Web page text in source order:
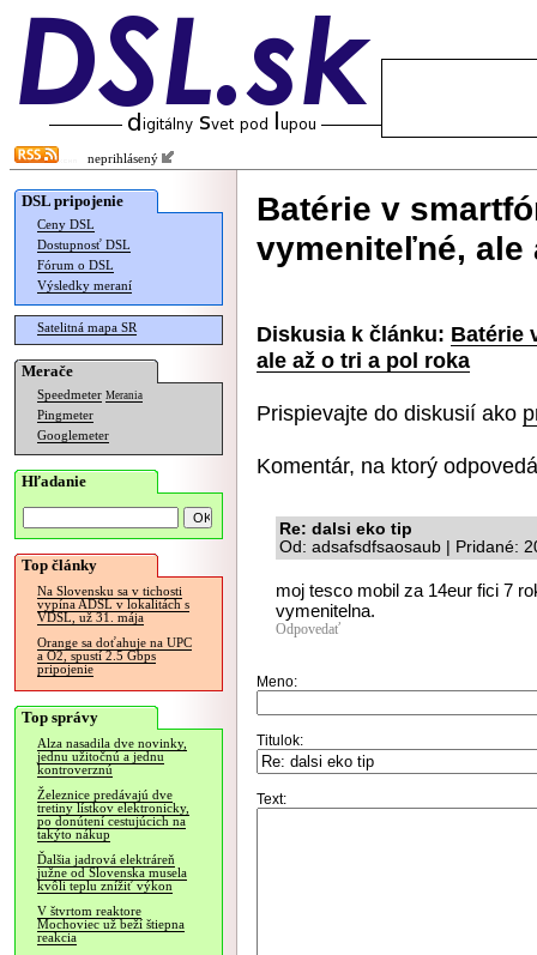
neprihlásený
DSL pripojenie
Ceny DSL
Dostupnosť DSL
Fórum o DSL
Výsledky meraní
Satelitná mapa SR
Merače
Speedmeter Merania
Pingmeter
Googlemeter
Hľadanie
Top články
Na Slovensku sa v tichosti
vypína ADSL v lokalitách s
VDSL, už 31. mája
Orange sa doťahuje na UPC
a O2, spustí 2.5 Gbps
pripojenie
Top správy
Alza nasadila dve novinky,
jednu užitočnú a jednu
kontroverznú
Železnice predávajú dve
tretiny lístkov elektronicky,
po donútení cestujúcich na
takýto nákup
Ďalšia jadrová elektráreň
južne od Slovenska musela
kvôli teplu znížiť výkon
V štvrtom reaktore
Mochoviec už beží štiepna
reakcia
Batérie v
vymeniteľné, ale
Diskusia k článku: Batérie
ale až o tri a pol roka
Prispievajte do diskusií ako
Komentár, na ktorý
Re: dalsi eko tip
Od: adsafsdfsaosaub | Pridané:
moj tesco mobil za 14eur fici 7
vymenitelna.
Odpovedať
Meno:
Titulok:
Text: